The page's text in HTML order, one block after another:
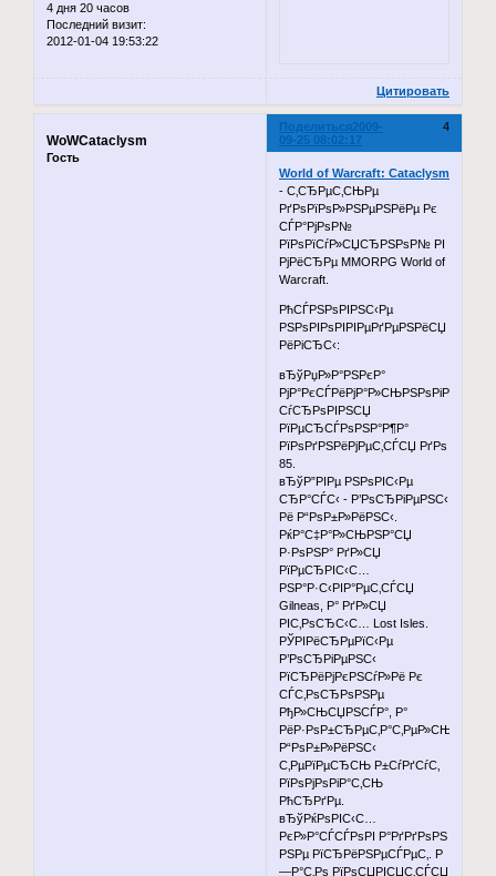
4 дня 20 часов
Последний визит:
2012-01-04 19:53:22
Цитировать
Поделиться 4
2009-
09-25 08:02:17
WoWCataclysm
Гость
World of Warcraft: Cataclysm
- С‚СЂРµС‚СЊРµ
РґРѕРїРѕР»РЅРµРЅРёРµ Рє
СЃР°РјРѕР№
РїРѕРїСѓР»СЏСЂРЅРѕР№ РІ
РјРёСЂРµ MMORPG World of
Warcraft.
РћСЃРЅРѕРІРЅС‹Рµ
РЅРѕРІРѕРІРІРµРґРµРЅРёСЏ
РёРіСЂС‹:
вЂўРџР»Р°РЅРєР°
РјР°РєСЃРёРјР°Р»СЊРЅРѕРіРѕ
СѓСЂРѕРІРЅСЏ
РїРµСЂСЃРѕРЅР°Р¶Р°
РїРѕРґРЅРёРјРµС‚СЃСЏ РґРѕ
85.
вЂўР”РІРµ РЅРѕРІС‹Рµ
СЂР°СЃС‹ - Р’РѕСЂРіРµРЅС‹
Рё Р“РѕР±Р»РёРЅС‹.
РќР°С‡Р°Р»СЊРЅР°СЏ
Р·РѕРЅР° РґР»СЏ
РїРµСЂРІС‹С…
РЅР°Р·С‹РІР°РµС‚СЃСЏ
Gilneas, Р° РґР»СЏ
РІС‚РѕСЂС‹С… Lost Isles.
РЎРІРёСЂРµРїС‹Рµ
Р’РѕСЂРіРµРЅС‹
РїСЂРёРјРєРЅСѓР»Рё Рє
СЃС‚РѕСЂРѕРЅРµ
РђР»СЊСЏРЅСЃР°, Р°
РёР·РѕР±СЂРµС‚Р°С‚РµР»СЊРЅС‹Рµ
Р“РѕР±Р»РёРЅС‹
С‚РµРїРµСЂСЊ Р±СѓРґСѓС‚
РїРѕРјРѕРіР°С‚СЊ
РћСЂРґРµ.
вЂўРќРѕРІС‹С…
РєР»Р°СЃСЃРѕРІ Р°РґРґРѕРЅ
РЅРµ РїСЂРёРЅРµСЃРµС‚. Р
—Р°С‚Рѕ РїРѕСЏРІСЏС‚СЃСЏ